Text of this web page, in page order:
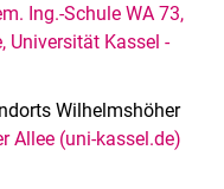
Ing.-Schule WA 73,
Universität Kassel -
Wilhelmshöher
Allee (uni-kassel.de)